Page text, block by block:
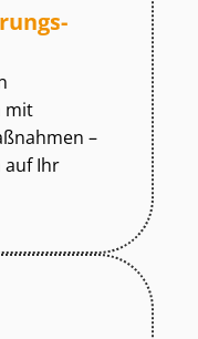
mit
–
auf Ihr